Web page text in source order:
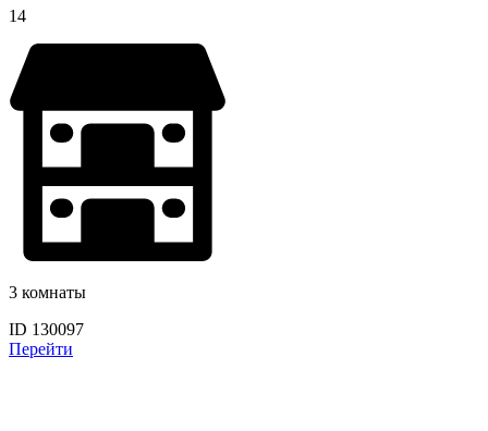
14
3 комнаты
ID 130097
Перейти